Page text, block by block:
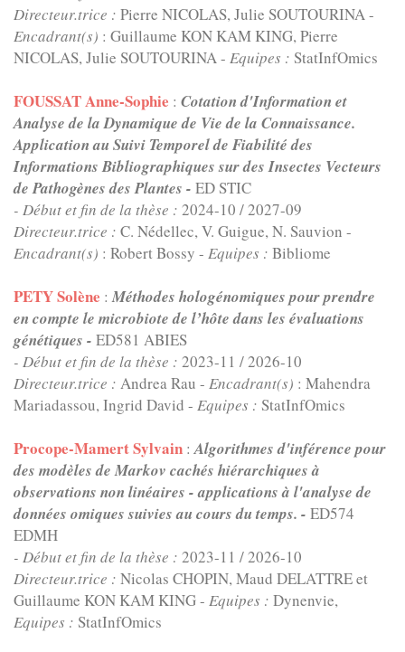
Directeur.trice : Pierre NICOLAS, Julie SOUTOURINA -
Encadrant(s) : Guillaume KON KAM KING, Pierre
NICOLAS, Julie SOUTOURINA - Equipes : StatInfOmics
FOUSSAT Anne-Sophie : Cotation d'Information et
Analyse de la Dynamique de Vie de la Connaissance.
Application au Suivi Temporel de Fiabilité des
Informations Bibliographiques sur des Insectes Vecteurs
de Pathogènes des Plantes - ED STIC
- Début et fin de la thèse : 2024-10 /2027-09
Directeur.trice : C. Nédellec, V. Guigue, N. Sauvion -
Encadrant(s) : Robert Bossy - Equipes : Bibliome
PETY Solène :Méthodes hologénomiques pour prendre
en compte le microbiote de l’hôte dans les évaluations
génétiques - ED581 ABIES
- Début et fin de la thèse : 2023-11 /2026-10
Directeur.trice : Andrea Rau - Encadrant(s) : Mahendra
Mariadassou, Ingrid David - Equipes : StatInfOmics
Procope-Mamert Sylvain :Algorithmes d'inférence pour
des modèles de Markov cachés hiérarchiques à
observations non linéaires - applications à l'analyse de
données omiques suivies au cours du temps. - ED574
EDMH
- Début et fin de la thèse : 2023-11 /2026-10
Directeur.trice : Nicolas CHOPIN, Maud DELATTRE et
Guillaume KON KAM KING - Equipes : Dynenvie,
Equipes : StatInfOmics